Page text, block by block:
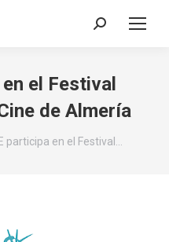
Search:
el Festival
de Almería
participa en el Festival…